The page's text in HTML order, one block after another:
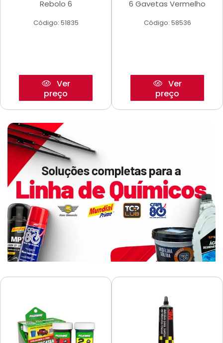
Rebolo 6
Código: 51835
Ver
preço
6 Gavetas Vermelho
Código: 58536
Ver
preço